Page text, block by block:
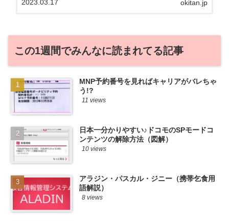
る自身も、そういう案件を常に狙ってます
okitan.jp
2023.03.17
この1週間でみんなに読まれてる記事
MNP予約番号を見ればキャリアがバレちゃ
う!?
11 views
日本一分かりやすい♪ドコモのSPモードコ
ンテンツの解除方法（図解）
10 views
アラジン・パスカル・ジニー（携帯乞食用
語解説）
8 views